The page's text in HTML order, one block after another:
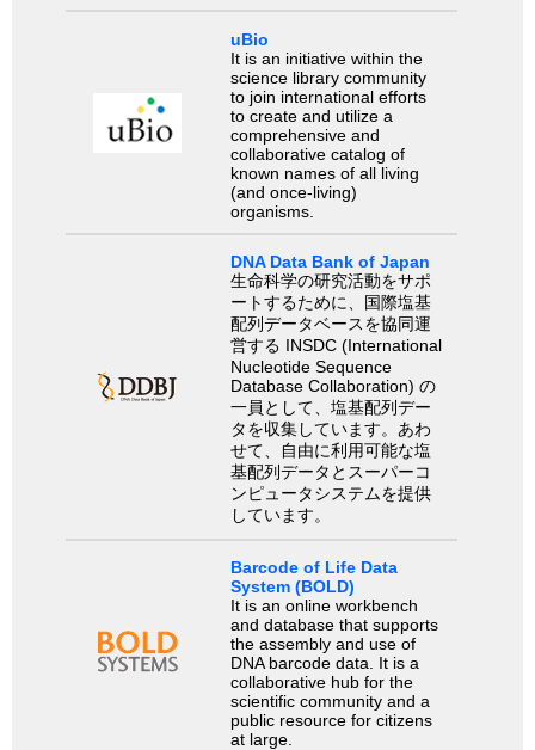
uBio
It is an initiative within the
science library community
to join international efforts
to create and utilize a
comprehensive and
collaborative catalog of
known names of all living
(and once-living)
organisms.
DNA Data Bank of Japan
生命科学の研究活動をサポ
ートするために、国際塩基
配列データベースを協同運
営する INSDC (International
Nucleotide Sequence
Database Collaboration) の
一員として、塩基配列デー
タを収集しています。あわ
せて、自由に利用可能な塩
基配列データとスーパーコ
ンピュータシステムを提供
しています。
Barcode of Life Data
System (BOLD)
It is an online workbench
and database that supports
the assembly and use of
DNA barcode data. It is a
collaborative hub for the
scientific community and a
public resource for citizens
at large.